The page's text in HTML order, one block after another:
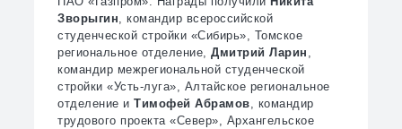
Зворыгин , командир всероссийской
студенческой стройки «Сибирь», Томское
региональное отделение,Дмитрий Ларин
командир межрегиональной студенческой
стройки «Усть-луга», Алтайское региональное
отделение иТимофей Абрамов , командир
трудового проекта «Север», Архангельское